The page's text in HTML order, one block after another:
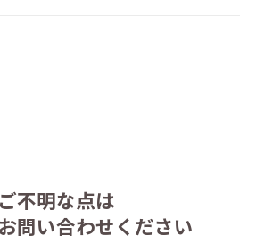
ご不明な点は
問い合わせください